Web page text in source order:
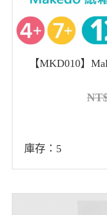
【MKD010】
庫存：5